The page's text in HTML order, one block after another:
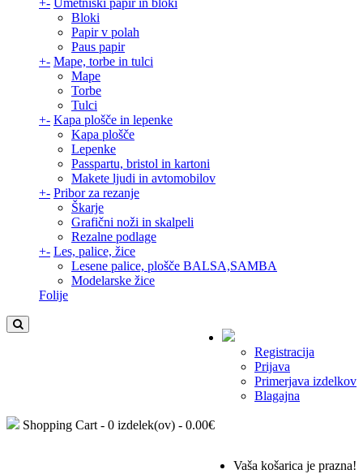
+- Umetniški papir in bloki
Bloki
Papir v polah
Paus papir
+- Mape, torbe in tulci
Mape
Torbe
Tulci
+- Kapa plošče in lepenke
Kapa plošče
Lepenke
Passpartu, bristol in kartoni
Makete ljudi in avtomobilov
+- Pribor za rezanje
Škarje
Grafični noži in skalpeli
Rezalne podlage
+- Les, palice, žice
Lesene palice, plošče BALSA,SAMBA
Modelarske žice
Folije
Registracija
Prijava
Primerjava izdelkov
Blagajna
Shopping Cart - 0 izdelek(ov) - 0.00€
Vaša košarica je prazna!